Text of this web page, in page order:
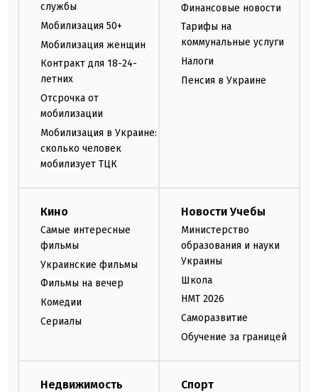
службы
Мобилизация 50+
Мобилизация женщин
Контракт для 18-24-
летних
Отсрочка от
мобилизации
Мобилизация в Украине:
сколько человек
мобилизует ТЦК
Финансовые новости
Тарифы на
коммунальные услуги
Налоги
Пенсия в Украине
Кино
Самые интересные
фильмы
Украинские фильмы
Фильмы на вечер
Комедии
Сериалы
Новости Учебы
Министерство
образования и науки
Украины
Школа
НМТ 2026
Саморазвитие
Обучение за границей
Недвижимость Спорт